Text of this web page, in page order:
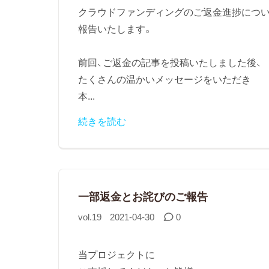
クラウドファンディングのご返金進捗につ
報告いたします。
前回、ご返金の記事を投稿いたしました後、
たくさんの温かいメッセージをいただき
本...
続きを読む
一部返金とお詫びのご報告
vol.19 2021-04-30 0
当プロジェクトに